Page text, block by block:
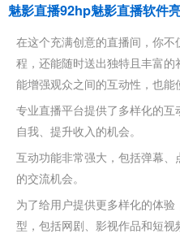
魅影直播92hp魅影直播软件
在这个充满创意的直播间，你
程，还能随时送出独特且丰富
能增强观众之间的互动性，也能
专业直播平台提供了多样化的
自我、提升收入的机会。
互动功能非常强大，包括弹幕
的交流机会。
为了给用户提供更多样化的体
型，包括网剧、影视作品和短